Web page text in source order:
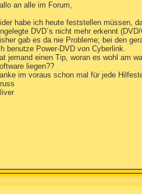
an alle im Forum,
habe ich heute feststellen müssen,
DVD´s nicht mehr erkennt
gab es da nie Probleme; bei den
benutze Power-DVD von Cyberlink.
jemand einen Tip, woran es wohl am
liegen??
im voraus schon mal für jede